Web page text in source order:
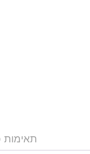
תאימות